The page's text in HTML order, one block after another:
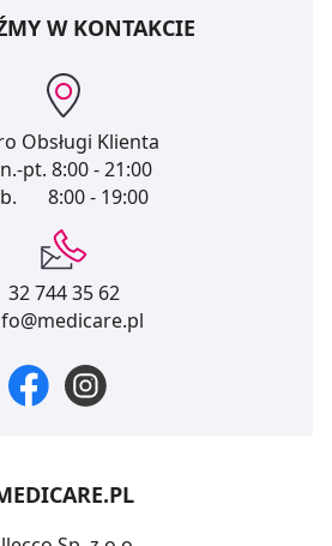
W KONTAKCIE
Obsługi Klienta
pt. 8:00 - 21:00
8:00 - 19:00
32 744 35 62